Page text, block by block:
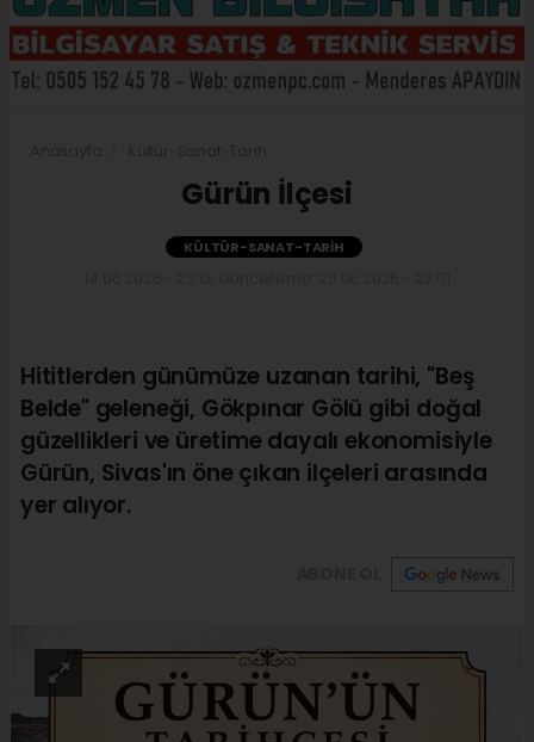
Gürün İlçesi
KÜLTÜR-SANAT-TARIH
Hititlerden günümüze uzanan tarihi, "Beş
Belde" geleneği, Gökpınar Gölü gibi doğal
güzellikleri ve üretime dayalı ekonomisiyle
Gürün, Sivas'ın öne çıkan ilçeleri arasında
yer alıyor.